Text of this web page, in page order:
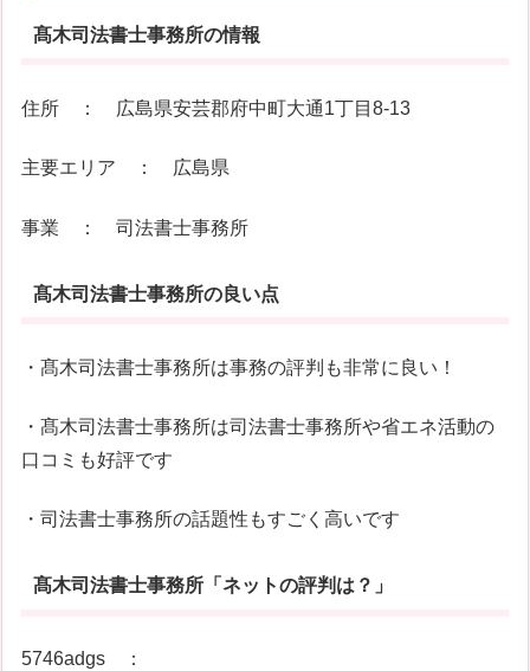
髙木司法書士事務所の情報
住所 ： 広島県安芸郡府中町大通1丁目8-13
主要エリア ： 広島県
事業 ： 司法書士事務所
髙木司法書士事務所の良い点
・髙木司法書士事務所は事務の評判も非常に良い！
・髙木司法書士事務所は司法書士事務所や省エネ活動の
口コミも好評です
・司法書士事務所の話題性もすごく高いです
髙木司法書士事務所「ネットの評判は？」
5746adgs ：